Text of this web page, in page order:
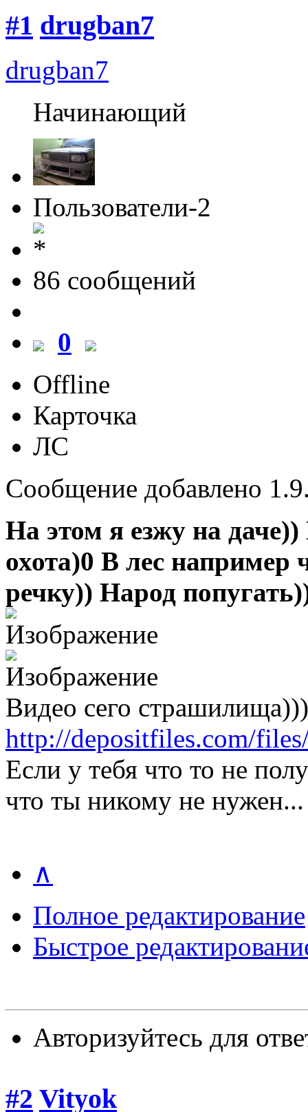
#1 drugban7
drugban7
Начинающий
Пользователи-2
86 cообщений
0
Offline
Карточка
ЛС
Сообщение добавлено
На этом я езжу на даче))
охота)0 В лес например
речку)) Народ
Видео сего
http://depositfiles.com/
Если у тебя что то не
что ты никому не нужен...
∧
Полное редактирование
Быстрое
Авторизуйтесь для
#2 Vityok